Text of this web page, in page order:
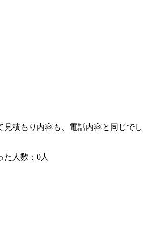
見積もり内容も、電話内容と同じでし
た人数：0人